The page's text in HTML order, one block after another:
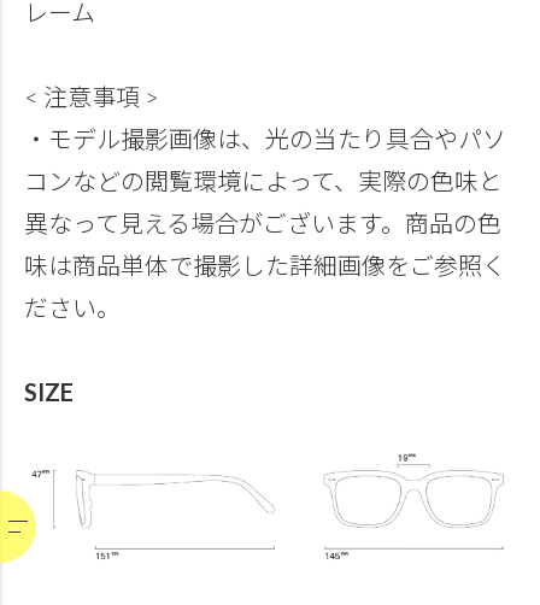
レーム
< 注意事項 >
・モデル撮影画像は、光の当たり具合やパソ
コンなどの閲覧環境によって、実際の色味と
異なって見える場合がございます。商品の色
味は商品単体で撮影した詳細画像をご参照く
ださい。
SIZE